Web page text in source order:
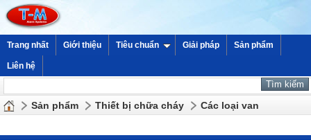
Trang nhất Giới thiệu Tiêu chuẩn Giải pháp Sản phẩm
Liên hệ
Sản phẩm Thiết bị chữa cháy Các loại van